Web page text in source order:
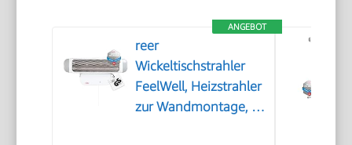
ANGEBOT
reer
Wickeltischstrahler
FeelWell, Heizstrahler
zur Wandmontage, 2